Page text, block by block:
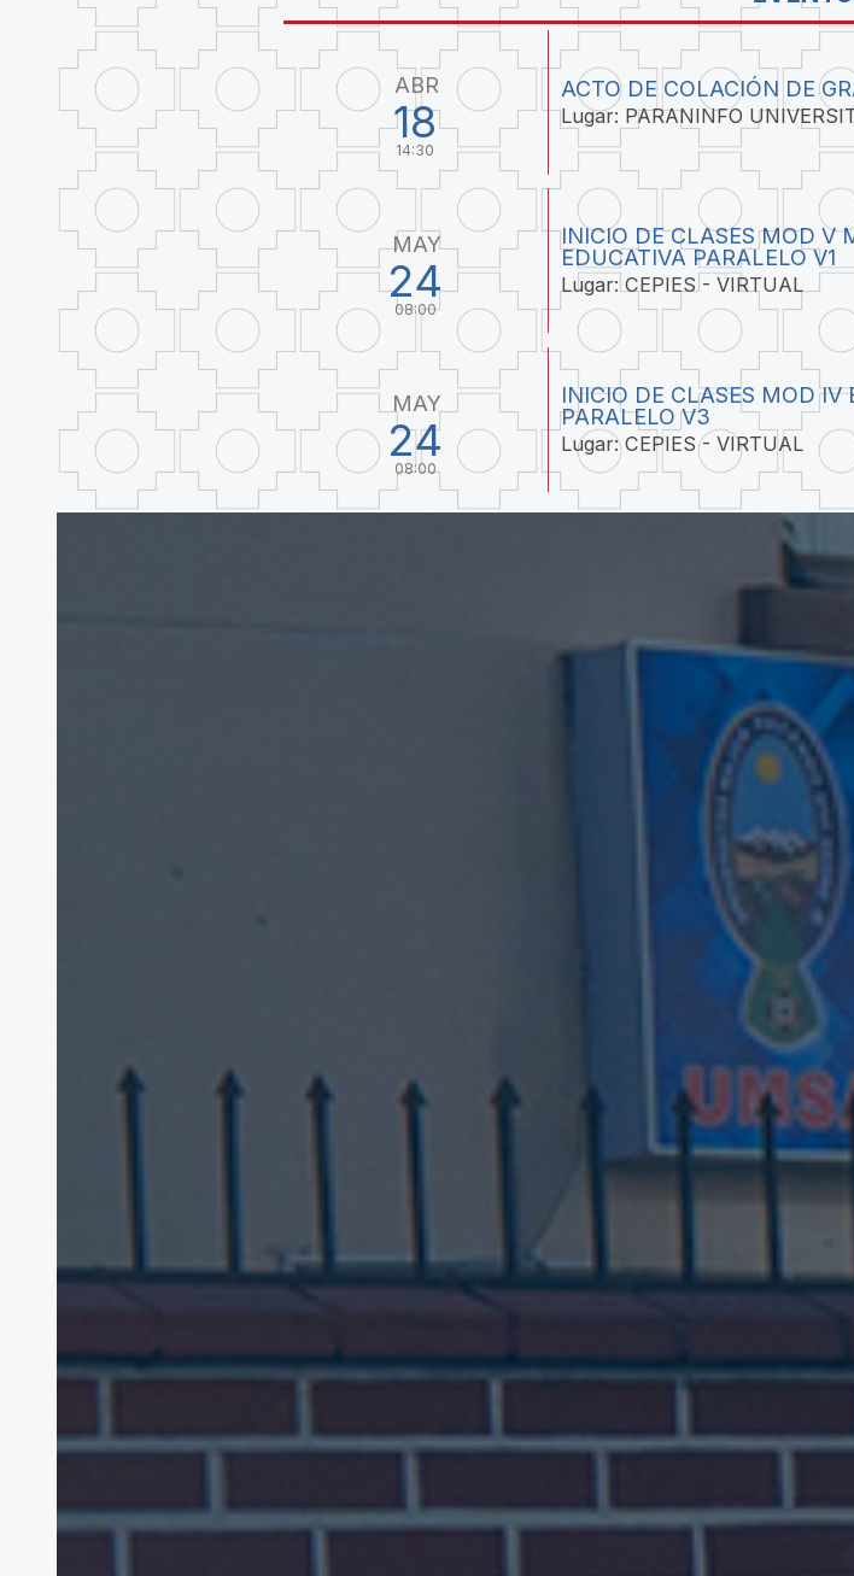
ABR
18
14:30
ACTO DE COLACIÓN DE
Lugar: PARANINFO
MAY
24
08:00
INICIO DE CLASES MOD V
EDUCATIVA PARALELO V1
Lugar: CEPIES - VIRTUAL
MAY
24
08:00
INICIO DE CLASES MOD IV
PARALELO V3
Lugar: CEPIES - VIRTUAL